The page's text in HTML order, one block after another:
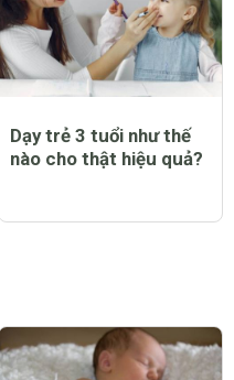
Dạy trẻ 3 tuổi như thế
nào cho thật hiệu quả?